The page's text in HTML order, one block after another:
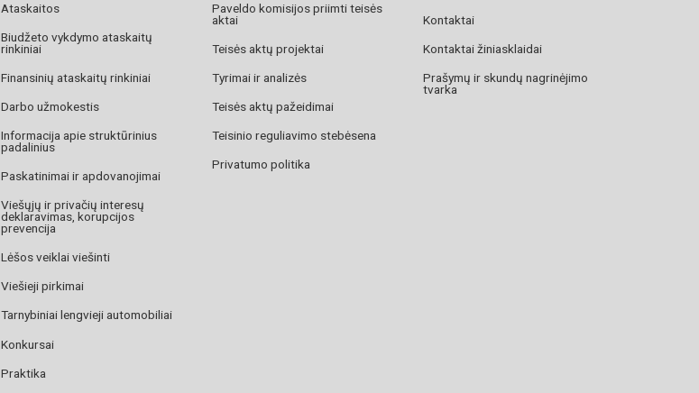
Ataskaitos
Biudžeto vykdymo ataskaitų
rinkiniai
Finansinių ataskaitų rinkiniai
Darbo užmokestis
Informacija apie struktūrinius
padalinius
Paskatinimai ir apdovanojimai
Viešųjų ir privačių interesų
deklaravimas, korupcijos
prevencija
Lėšos veiklai viešinti
Viešieji pirkimai
Tarnybiniai lengvieji automobiliai
Konkursai
Praktika
Paveldo komisijos priimti teisės
aktai
Teisės aktų projektai
Tyrimai ir analizės
Teisės aktų pažeidimai
Teisinio reguliavimo stebėsena
Privatumo politika
Kontaktai
Kontaktai žiniasklaidai
Prašymų ir skundų nagrinėjimo
tvarka